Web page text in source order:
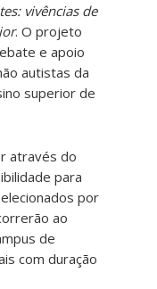
vivências de
. O projeto
e apoio
autistas da
superior de
através do
para
por
ao
de
com duração